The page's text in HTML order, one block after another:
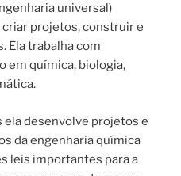
universal)
projetos, construir e
Ela trabalha com
em química, biologia,
desenvolve projetos e
da engenharia química
leis importantes para a